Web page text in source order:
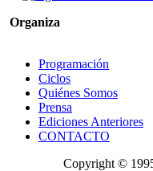
Organiza
Programación
Ciclos
Quiénes Somos
Prensa
Ediciones Anteriores
CONTACTO
Copyright ©